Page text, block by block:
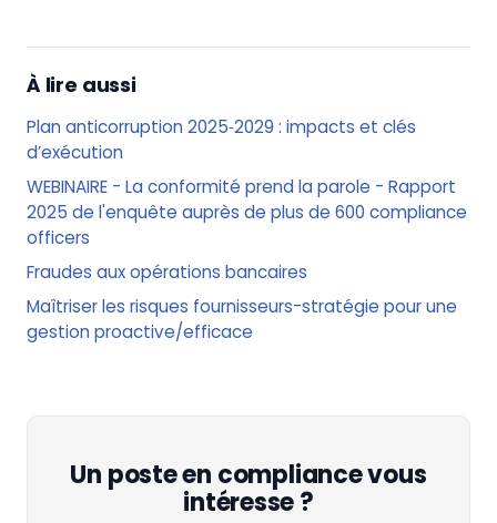
À lire aussi
Plan anticorruption 2025‑2029 : impacts et clés
d’exécution
WEBINAIRE - La conformité prend la parole - Rapport
2025 de l'enquête auprès de plus de 600 compliance
officers
Fraudes aux opérations bancaires
Maîtriser les risques fournisseurs-stratégie pour une
gestion proactive/efficace
Un poste en compliance vous
intéresse ?